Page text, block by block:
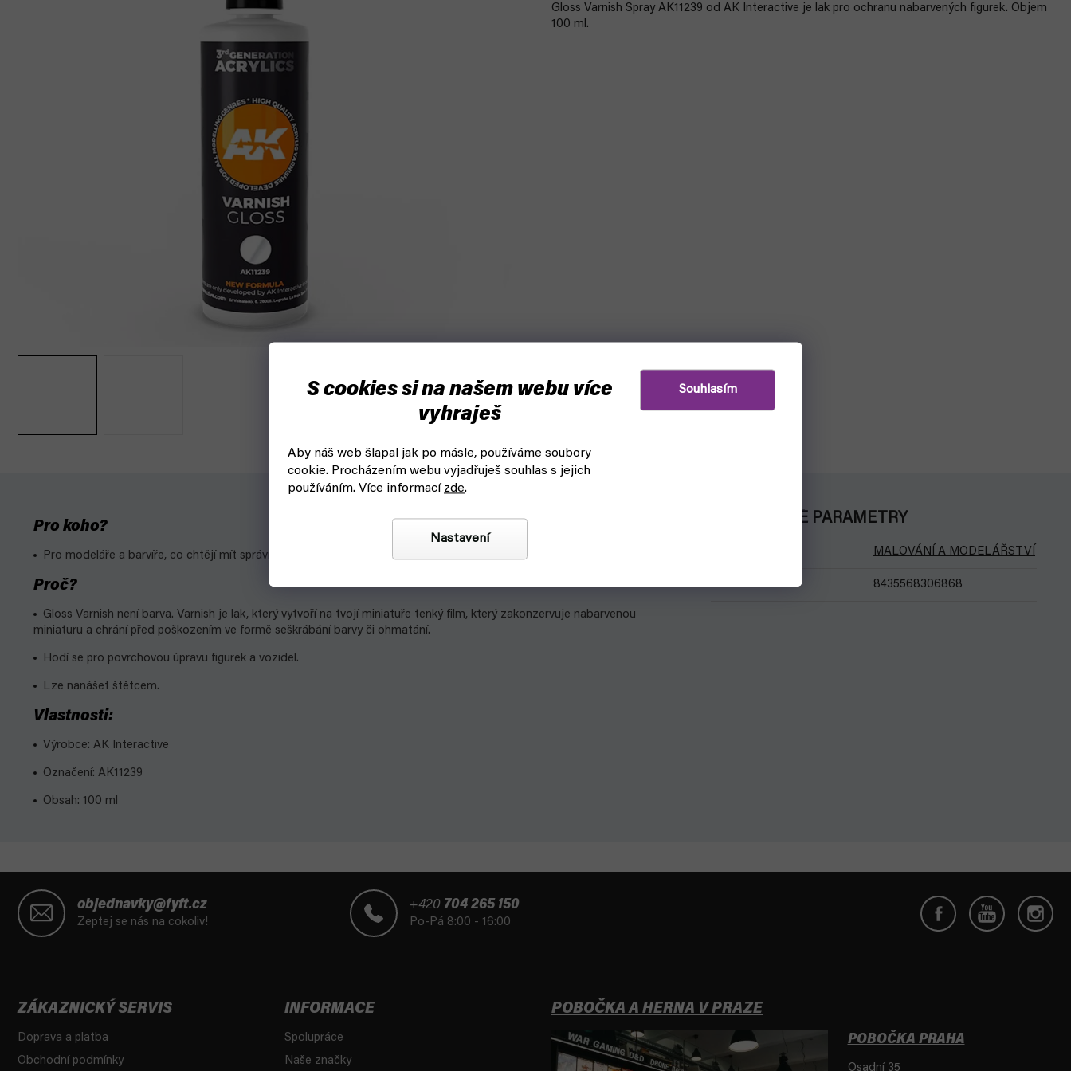
S cookies si na našem webu více
vyhraješ
Aby náš web šlapal jak po másle, používáme soubory
cookie. Procházením webu vyjadřuješ souhlas s jejich
používáním. Více informací zde.
Nastavení
Souhlasím
Gloss Varnish Spray AK11239 od AK Interactive je lak pro ochranu nabarvených figurek. Objem
100 ml.
Pro koho?
Pro modeláře a barvíře, co chtějí mít správný základ pro modely.
Proč?
Gloss Varnish není barva. Varnish je lak, který vytvoří na tvojí miniatuře tenký film, který zakonzervuje nabarvenou
miniaturu a chrání před poškozením ve formě seškrábání barvy či ohmatání.
Hodí se pro povrchovou úpravu figurek a vozidel.
Lze nanášet štětcem.
Vlastnosti:
Výrobce: AK Interactive
Označení: AK11239
Obsah: 100 ml
DOPLŇKOVÉ PARAMETRY
MALOVÁNÍ A MODELÁŘSTVÍ
EAN: 8435568306868
objednavky@fyft.cz
Zeptej se nás na cokoliv!
+420 704 265 150
Po-Pá 8:00 - 16:00
ZÁKAZNICKÝ SERVIS
Doprava a platba
Obchodní podmínky
INFORMACE
Spolupráce
Naše značky
POBOČKA A HERNA V PRAZE
POBOČKA PRAHA
Osadní 35